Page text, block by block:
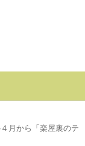
月から「楽屋裏のテ